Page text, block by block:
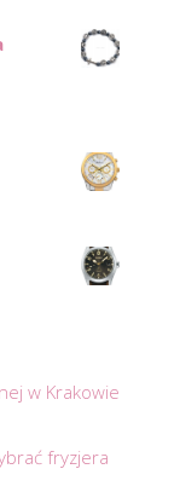
w Krakowie
fryzjera